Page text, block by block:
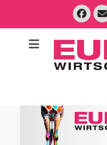
nach: